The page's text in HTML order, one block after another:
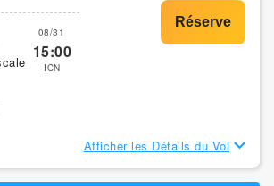
08/31
15:00
ICN
Afficher les Détails du Vol